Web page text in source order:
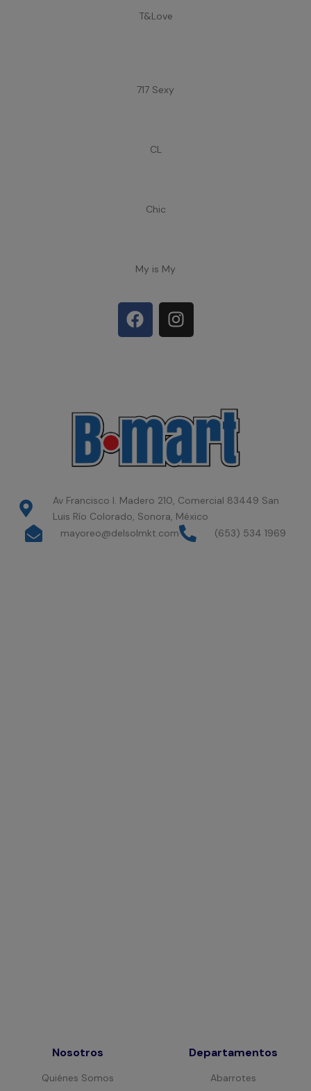
T&Love
717 Sexy
CL
Chic
My is My
Av Francisco I. Madero 210, Comercial 83449 San
Luis Río Colorado, Sonora, México
mayoreo@delsolmkt.com
(653) 534 1969
Nosotros
Quiénes Somos
Departamentos
Abarrotes